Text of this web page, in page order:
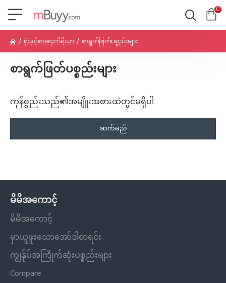
0
ရုံးနှင့်စာရေးကိရိယာ စာရွက်ဖြတ်ပစ္စည်းများ
စာရွက်ဖြတ်ပစ္စည်းများ
ကုန်စ္စည်းသည်၏အမျိူးအစားထဲတွင်မရှိပါ.
ဆက်မည်
မိမိအကောင့်
မိမိအကောင့်
မှာယူဖူးသောအော်ဒါစာရင်း
ကျွန်ုပ်အကြိုက်ဆုံးပစ္စည်းများ
Compare